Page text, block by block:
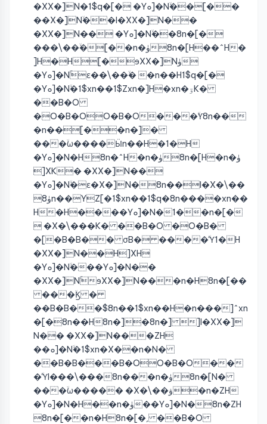
�XX�]N�1$q�[� �Yܘ]�Nۙ��[��
��X�]Nۙ��I�XX�]N��
�XX�]N�� �Yܘ]�Nۙ��8n�[�
���\��ۙ�[��n�ۈ8n�[H��^H�
]H�H[�ɘXX�]Nۈ
�Yܘ]�Nۚɛ��\��ۙ� �n��H1$q�[�
�Yܘ]�Nۙ�1$xn��1$Zxn�]H�xn�ۊK�
��B�O
�O�B�OO�B�O���ۙϒ8n��
�n��[��n�]�
���ۙω����Ӹn��H�1�H
�Yܘ]�N�H8n�^H�n�ۈ8n�[H�n�ۈ
]XK� �XX�]N��
�Yܘ]�Nۙ�ɛ�X�]N�8n��I�X�\��
ۈ8n��YZ[�1$xn��1$q�8n����xn��
H�H����Yܘ]�N�1��n�[�
 �X�\���K� ��B�O �O�B�
�[�B�B�� σB� ����ۙϓ1�H
�XX�]N��H]XH
�Yܘ]�Nۙ���Yܘ]�N��
�XX�]NۚɘXX�]N���n�H8n�[��
���ۙϏ �
��B�B��$8n��1$xn��H�n���]^xn
�[�8n��H8n�]�8n�] ]I�XX�]
N�� �XX�]N���ZH
��ܘ]�Nۙ�1$xn�X��n�N�
��B�B���B�OO�B�O��
�ۙϓI���\���8n���n�ۈ8n�[N�
���ۙω����� �X�\��ۋ�n�ZH
�Yܘ]�N�H��n�ۈ��Yܘ]�N�8n�ZH
8n�[��n�H8n�[�ˏ ��B�O